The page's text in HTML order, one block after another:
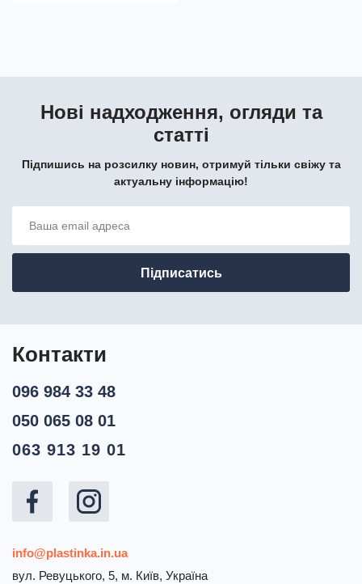
Нові надходження, огляди та
статті
Підпишись на розсилку новин, отримуй тільки свіжу та
актуальну інформацію!
Контакти
info@plastinka.in.ua
вул. Ревуцького, 5, м. Київ, Україна
096 984 33 48
050 065 08 01
063 913 19 01